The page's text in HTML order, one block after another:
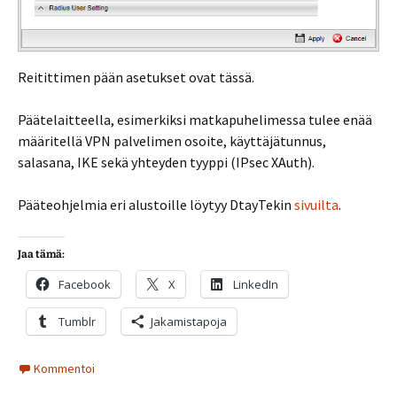
Reitittimen pään asetukset ovat tässä.
Päätelaitteella, esimerkiksi matkapuhelimessa tulee enää
määritellä VPN palvelimen osoite, käyttäjätunnus,
salasana, IKE sekä yhteyden tyyppi (IPsec XAuth).
Pääteohjelmia eri alustoille löytyy DtayTekin sivuilta.
Jaa tämä:
Facebook X LinkedIn
Tumblr Jakamistapoja
Kommentoi